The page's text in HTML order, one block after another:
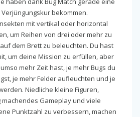
bekommen.
mit vertikal oder horizontal
um Reihen von drei oder mehr zu
dem Brett zu beleuchten. Du hast
um deine Mission zu erfüllen, aber
mehr Zeit hast, je mehr Bugs du
je mehr Felder aufleuchten und je
Niedliche kleine Figuren,
Gameplay und viele
Punktzahl zu verbessern, machen